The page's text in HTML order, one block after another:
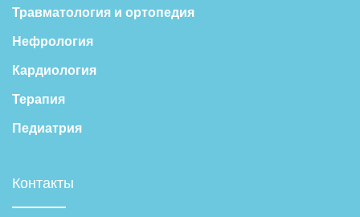
Травматология и ортопедия
Нефрология
Кардиология
Терапия
Педиатрия
Контакты